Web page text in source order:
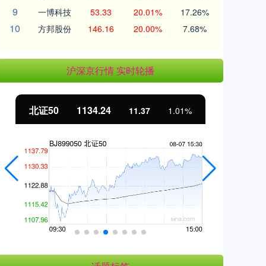
9 一博科技 53.33 20.01% 17.26%
10 方邦股份 146.16 20.00% 7.68%
沪深京行情 实时轮播
北证50 1134.24 11.37 1.01%